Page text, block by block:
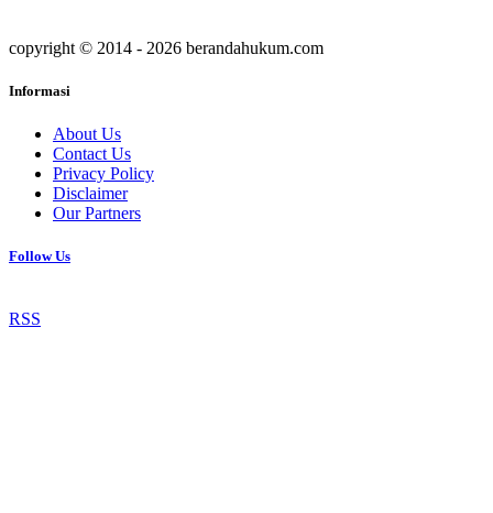
copyright © 2014 - 2026 berandahukum.com
Informasi
About Us
Contact Us
Privacy Policy
Disclaimer
Our Partners
Follow Us
RSS